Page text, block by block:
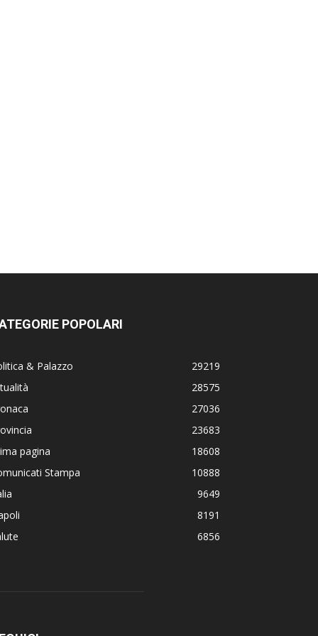
POPOLARI
& Palazzo
29219
28575
27036
23683
pagina
18608
Stampa
10888
9649
8191
6856